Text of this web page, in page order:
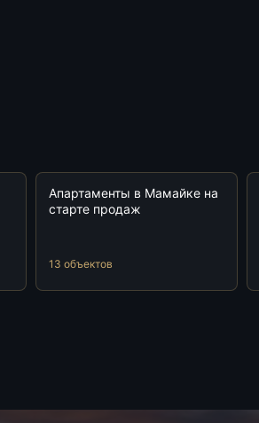
Апартаменты в Мамайке на
старте продаж
13 объектов